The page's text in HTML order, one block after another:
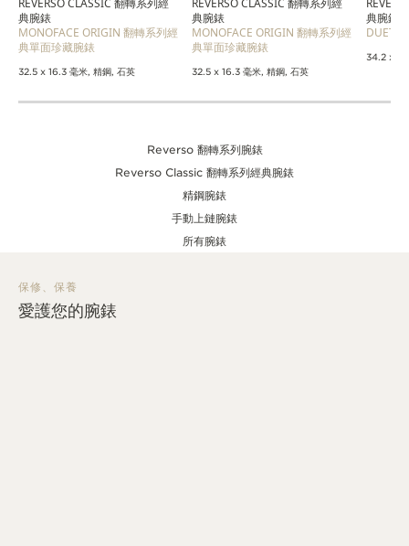
REVERSO CLASSIC 翻轉系列經
典腕錶
MONOFACE ORIGIN 翻轉系列經
典單面珍藏腕錶
32.5 x 16.3 毫米, 精鋼, 石英
REVERSO CLASSIC 翻轉系列經
典腕錶
MONOFACE ORIGIN 翻轉系列經
典單面珍藏腕錶
32.5 x 16.3 毫米, 精鋼, 石英
典腕錶
34.2 x 21
Reverso 翻轉系列腕錶
Reverso Classic 翻轉系列經典腕錶
精鋼腕錶
手動上鏈腕錶
所有腕錶
保修、保養
愛護您的腕錶